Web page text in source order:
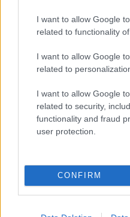
I want to allow Google
related to functionality
I want to allow Google
related to
I want to allow Google
related to security,
functionality and fraud
user protection.
CONFIRM
Αλλαγές και επιστροφές
Θέλουμε να είστε απόλυτα
Εάν είστε δυστυχισμένοι για
χαρά την επιστροφή /
14 εργάσιμες ημέρες από την
Έχετε το δικαίωμα να
να ζητήσετε την αντικατάσταση
- με αποδεδειγμένη
πραγματικό ελάττωμα ή
Σε αυτές τις περιπτώσεις η